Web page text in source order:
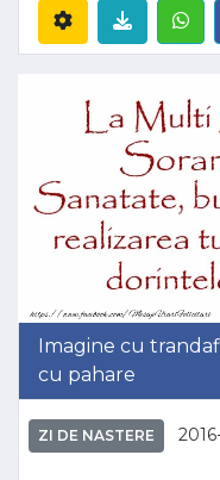
Imagine cu
cu pahare
ZI DE NASTERE